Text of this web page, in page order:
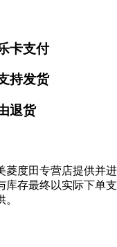
卡支付
持发货
退货
菱度田专营店提供并
库存最终以实际下单